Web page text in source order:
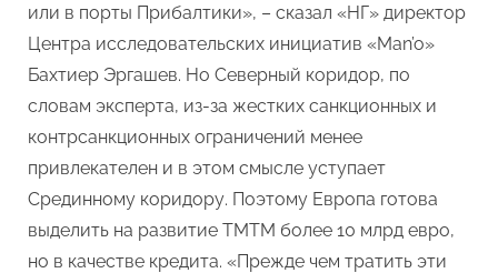
или в порты Прибалтики», – сказал «НГ» директор
Центра исследовательских инициатив «Man’o»
Бахтиер Эргашев. Но Северный коридор, по
словам эксперта, из-за жестких санкционных и
контрсанкционных ограничений менее
привлекателен и в этом смысле уступает
Срединному коридору. Поэтому Европа готова
выделить на развитие ТМТМ более 10 млрд евро,
но в качестве кредита. «Прежде чем тратить эти